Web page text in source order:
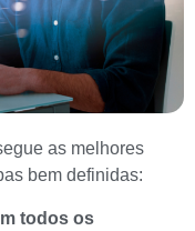
as melhores
bem definidas:
todos os